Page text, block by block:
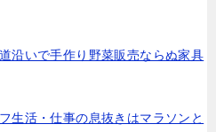
沿いで手作り野菜販売ならぬ家具
生活・仕事の息抜きはマラソンと